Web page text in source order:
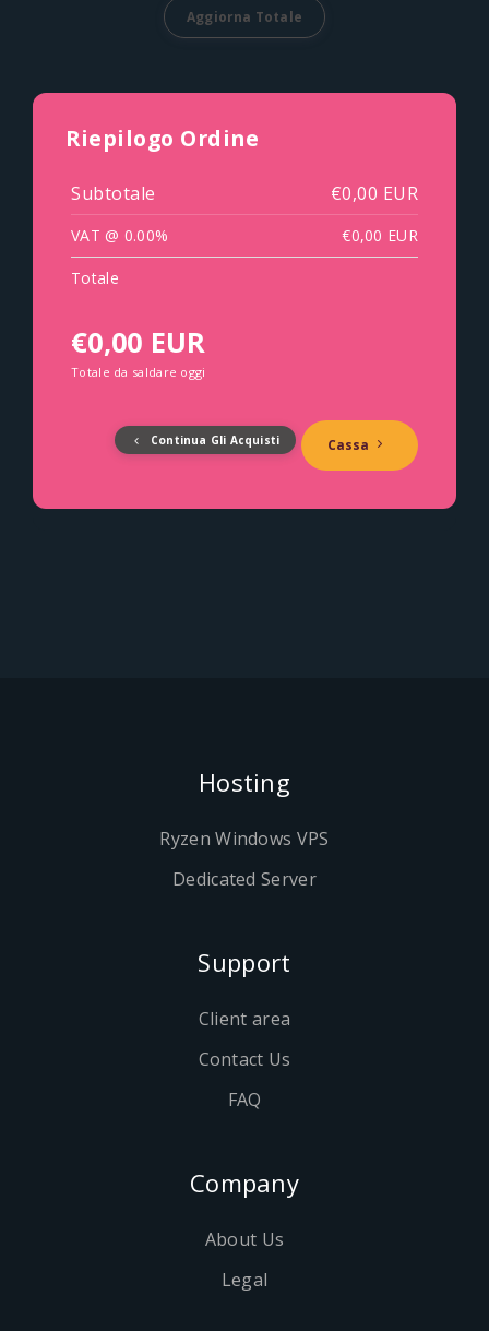
Aggiorna Totale
Riepilogo Ordine
Subtotale €0,00 EUR
VAT @ 0.00% €0,00 EUR
Totale
€0,00 EUR
Totale da saldare oggi
Continua Gli Acquisti Cassa
Hosting
Ryzen Windows VPS
Dedicated Server
Support
Client area
Contact Us
FAQ
Company
About Us
Legal